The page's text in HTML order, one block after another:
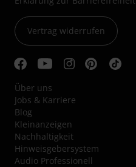
Vertrag widerrufen
Über uns
Jobs & Karriere
Blog
Kleinanzeigen
Nachhaltigkeit
Hinweisgebersystem
Audio Professionell